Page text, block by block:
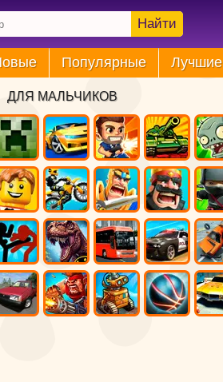
Найти
Популярные Лучшие
ДЛЯ МАЛЬЧИКОВ